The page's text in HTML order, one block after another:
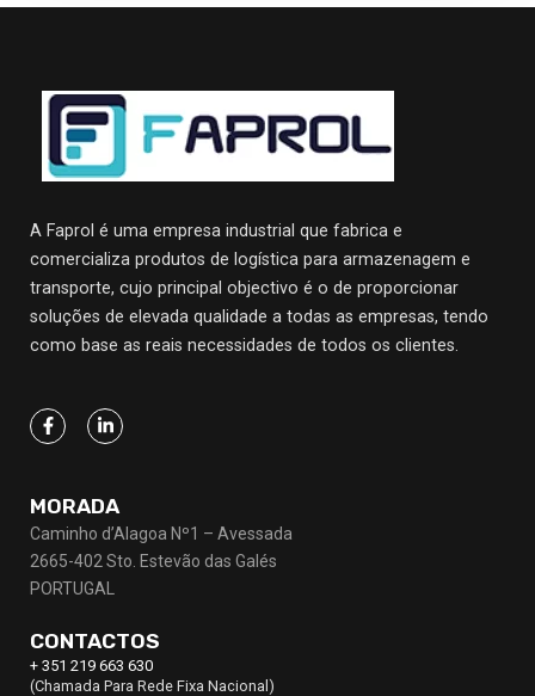
A Faprol é uma empresa industrial que fabrica e
comercializa produtos de logística para armazenagem e
transporte, cujo principal objectivo é o de proporcionar
soluções de elevada qualidade a todas as empresas, tendo
como base as reais necessidades de todos os clientes.
MORADA
Caminho d’Alagoa Nº1 – Avessada
2665-402 Sto. Estevão das Galés
PORTUGAL
CONTACTOS
+ 351 219 663 630
(Chamada Para Rede Fixa Nacional)